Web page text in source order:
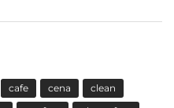
cafe cena
clean